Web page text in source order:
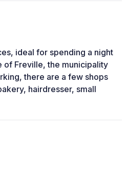
ideal for spending a night
of Freville, the municipality
there are a few shops
hairdresser, small